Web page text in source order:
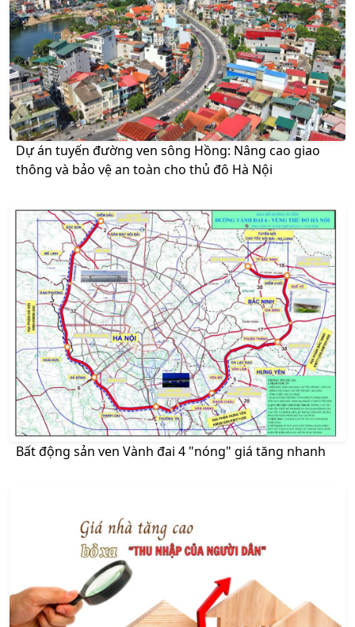
Dự án tuyến đường ven sông Hồng: Nâng cao giao
thông và bảo vệ an toàn cho thủ đô Hà Nội
Bất động sản ven Vành đai 4 "nóng" giá tăng nhanh